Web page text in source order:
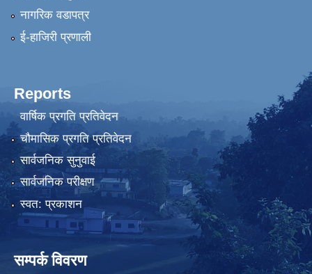
नागरिक वडापत्र
ई-हाजिरी प्रणाली
Reports
वार्षिक प्रगति प्रतिवेदन
चौमासिक प्रगति प्रतिवेदन
सार्वजनिक सुनुवाई
सार्वजनिक परीक्षण
स्वत: प्रकाशन
सम्पर्क विवरण